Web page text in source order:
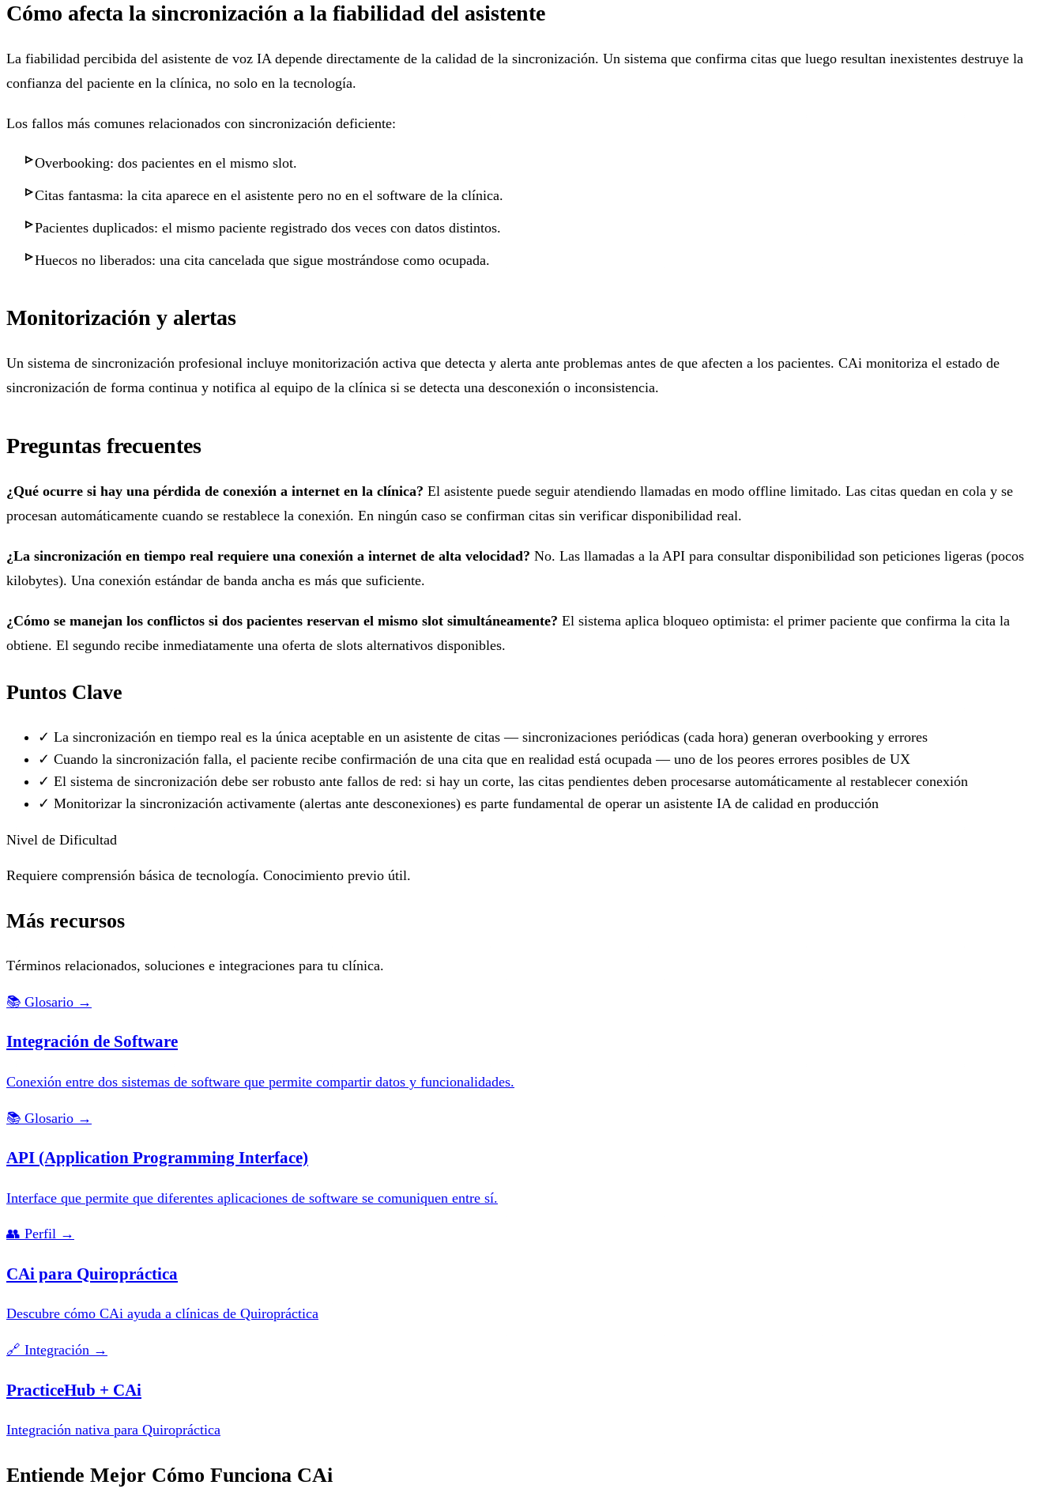
Cómo afecta la sincronización a la fiabilidad del asistente
La fiabilidad percibida del asistente de voz IA depende directamente de la calidad de la sincronización. Un sistema que confirma citas que luego resultan inexistentes destruye la
confianza del paciente en la clínica, no solo en la tecnología.
Los fallos más comunes relacionados con sincronización deficiente:
Overbooking: dos pacientes en el mismo slot.
Citas fantasma: la cita aparece en el asistente pero no en el software de la clínica.
Pacientes duplicados: el mismo paciente registrado dos veces con datos distintos.
Huecos no liberados: una cita cancelada que sigue mostrándose como ocupada.
Monitorización y alertas
Un sistema de sincronización profesional incluye monitorización activa que detecta y alerta ante problemas antes de que afecten a los pacientes. CAi monitoriza el estado de
sincronización de forma continua y notifica al equipo de la clínica si se detecta una desconexión o inconsistencia.
Preguntas frecuentes
¿Qué ocurre si hay una pérdida de conexión a internet en la clínica? El asistente puede seguir atendiendo llamadas en modo offline limitado. Las citas quedan en cola y se
procesan automáticamente cuando se restablece la conexión. En ningún caso se confirman citas sin verificar disponibilidad real.
¿La sincronización en tiempo real requiere una conexión a internet de alta velocidad? No. Las llamadas a la API para consultar disponibilidad son peticiones ligeras (pocos
kilobytes). Una conexión estándar de banda ancha es más que suficiente.
¿Cómo se manejan los conflictos si dos pacientes reservan el mismo slot simultáneamente? El sistema aplica bloqueo optimista: el primer paciente que confirma la cita la
obtiene. El segundo recibe inmediatamente una oferta de slots alternativos disponibles.
Puntos Clave
✓ La sincronización en tiempo real es la única aceptable en un asistente de citas — sincronizaciones periódicas (cada hora) generan overbooking y errores
✓ Cuando la sincronización falla, el paciente recibe confirmación de una cita que en realidad está ocupada — uno de los peores errores posibles de UX
✓ El sistema de sincronización debe ser robusto ante fallos de red: si hay un corte, las citas pendientes deben procesarse automáticamente al restablecer conexión
✓ Monitorizar la sincronización activamente (alertas ante desconexiones) es parte fundamental de operar un asistente IA de calidad en producción
Nivel de Dificultad
Requiere comprensión básica de tecnología. Conocimiento previo útil.
Más recursos
Términos relacionados, soluciones e integraciones para tu clínica.
📚 Glosario →
Integración de Software
Conexión entre dos sistemas de software que permite compartir datos y funcionalidades.
📚 Glosario →
API (Application Programming Interface)
Interface que permite que diferentes aplicaciones de software se comuniquen entre sí.
👥 Perfil →
CAi para Quiropráctica
Descubre cómo CAi ayuda a clínicas de Quiropráctica
🔗 Integración →
PracticeHub + CAi
Integración nativa para Quiropráctica
Entiende Mejor Cómo Funciona CAi